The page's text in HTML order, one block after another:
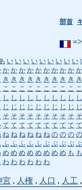
部首
=>
い い い い い い い い い
か か か か か か か か か か
き き き き き き き き き き
こ こ こ こ こ こ こ こ こ こ
し し し し し し し し し し
じ じ じ じ じ じ じ じ じ じ
そ そ そ そ そ そ そ そ そ そ
て て て て て て て て て て
ね ね ね ね ね ね の の の の
ふ ふ ふ ふ ふ ぶ ぶ ぶ ぶ ぶ
め め め め め め め め も も
わ わ わ わ わ わ
宮 , 人権 , 人口 , 人工 ,